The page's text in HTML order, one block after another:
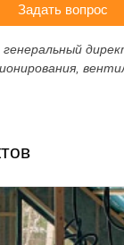
Задать вопрос